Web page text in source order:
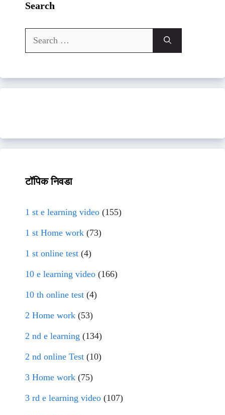
Search
Search
for:
टॉपिक निवडा
1 st e learning video (155)
1 st Home work (73)
1 st online test (4)
10 e learning video (166)
10 th online test (4)
2 Home work (53)
2 nd e learning (134)
2 nd online Test (10)
3 Home work (75)
3 rd e learning video (107)